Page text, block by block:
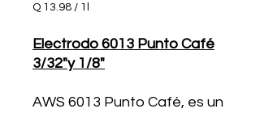
Q 13.98 / 1l
por
1
Litro
Electrodo 6013 Punto Café
3/32"y 1/8"
AWS 6013 Punto Café, es un